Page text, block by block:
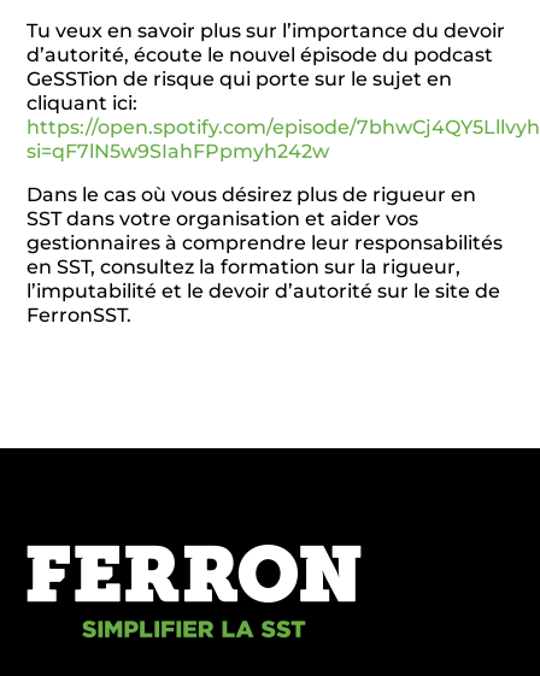
Tu veux en savoir plus sur l’importance du devoir
d’autorité, écoute le nouvel épisode du podcast
GeSSTion de risque qui porte sur le sujet en
cliquant ici:
https://open.spotify.com/episode/
si=qF7lN5w9SIahFPpmyh242w
Dans le cas où vous désirez plus de rigueur en
SST dans votre organisation et aider vos
gestionnaires à comprendre leur responsabilités
en SST, consultez la formation sur la rigueur,
l’imputabilité et le devoir d’autorité sur le site de
FerronSST.